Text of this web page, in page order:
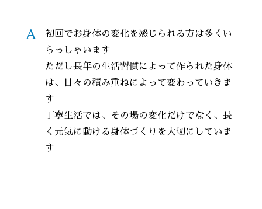
A
初回でお身体の変化を感じられる方は多くい
らっしゃいます
ただし長年の生活習慣によって作られた身体
は、日々の積み重ねによって変わっていきま
す
丁寧生活では、その場の変化だけでなく、長
く元気に動ける身体づくりを大切にしていま
す